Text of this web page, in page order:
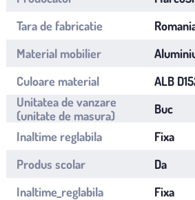
Tara de fabricatie
Material mobilier
Culoare material
ALB
Unitatea de vanzare
(unitate de masura)
Buc
Inaltime reglabila
Fixa
Produs scolar
Da
Inaltime_reglabila
Fixa